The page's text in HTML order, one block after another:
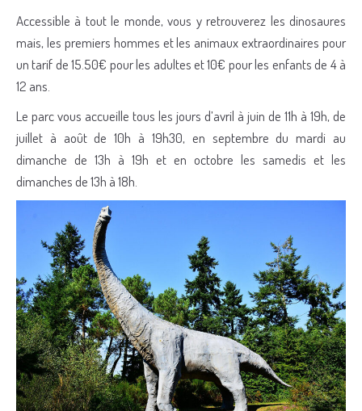
Accessible à tout le monde, vous y retrouverez les dinosaures
mais, les premiers hommes et les animaux extraordinaires pour
un tarif de 15.50€ pour les adultes et 10€ pour les enfants de 4 à
12 ans.
Le parc vous accueille tous les jours d’avril à juin de 11h à 19h, de
juillet à août de 10h à 19h30, en septembre du mardi au
dimanche de 13h à 19h et en octobre les samedis et les
dimanches de 13h à 18h.